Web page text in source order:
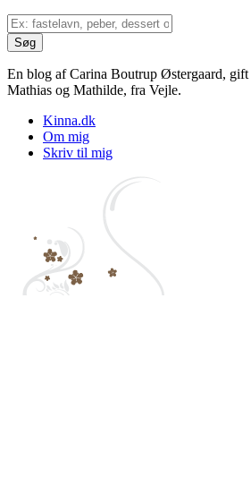
En blog af Carina Boutrup Østergaard,
Mathias og Mathilde, fra Vejle.
Kinna.dk
Om mig
Skriv til mig